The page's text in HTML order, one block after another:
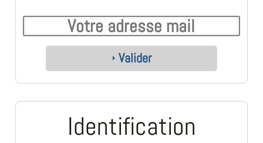
Valider
Identification